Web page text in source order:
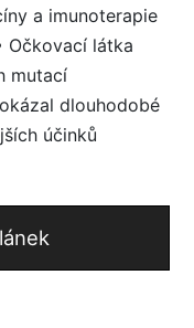
a imunoterapie
Očkovací látka
mutací
dlouhodobé
účinků